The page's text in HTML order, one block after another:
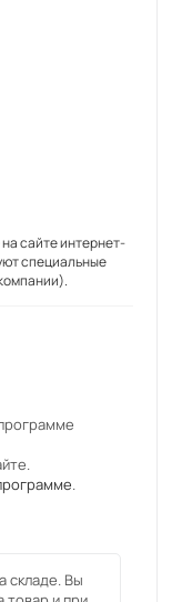
сайте интернет-
специальные
.
складе. Вы